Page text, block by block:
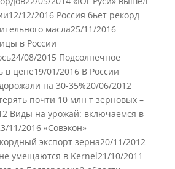
12/2016 Россия бьет рекорд
масла25/11/2016
в России
08/2015 Подсолнечное
в цене19/01/2016 В России
на 30-35%20/06/2012
почти 10 млн т зерновых –
Виды на урожай: включаемся в
11/2016 «Совэкон»
экспорт зерна20/11/2012
умещаются в Kernel21/10/2011